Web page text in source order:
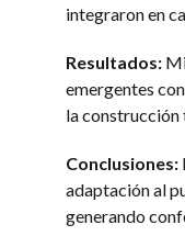
integraron en
Resultados:
emergentes
la construcción
Conclusiones:
adaptación al
generando